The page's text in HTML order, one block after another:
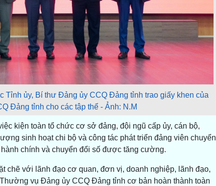
ủy, Bí thư Đảng ủy CCQ Đảng tỉnh trao giấy khen của
Đảng tỉnh cho các tập thể - Ảnh: N.M
kiện toàn tổ chức cơ sở đảng, đội ngũ cấp ủy, cán bộ,
sinh hoạt chi bộ và công tác phát triển đảng viên chuyển
chính và chuyển đổi số được tăng cường.
chẽ với lãnh đạo cơ quan, đơn vị, doanh nghiệp, lãnh đạo,
vụ Đảng ủy CCQ Đảng tỉnh cơ bản hoàn thành toàn